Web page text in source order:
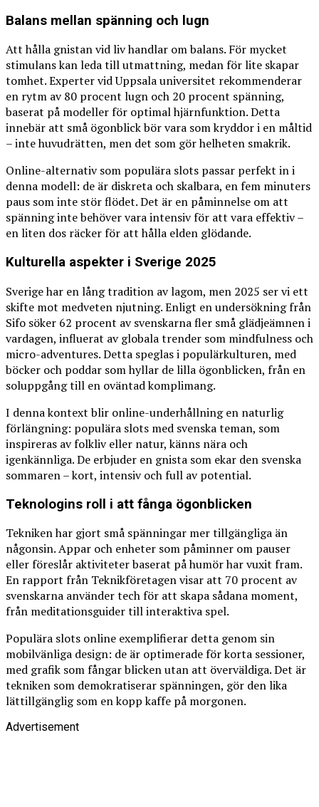
Balans mellan spänning och lugn
Att hålla gnistan vid liv handlar om balans. För mycket
stimulans kan leda till utmattning, medan för lite skapar
tomhet. Experter vid Uppsala universitet rekommenderar
en rytm av 80 procent lugn och 20 procent spänning,
baserat på modeller för optimal hjärnfunktion. Detta
innebär att små ögonblick bör vara som kryddor i en måltid
– inte huvudrätten, men det som gör helheten smakrik.
Online-alternativ som populära slots passar perfekt in i
denna modell: de är diskreta och skalbara, en fem minuters
paus som inte stör flödet. Det är en påminnelse om att
spänning inte behöver vara intensiv för att vara effektiv –
en liten dos räcker för att hålla elden glödande.
Kulturella aspekter i Sverige 2025
Sverige har en lång tradition av lagom, men 2025 ser vi ett
skifte mot medveten njutning. Enligt en undersökning från
Sifo söker 62 procent av svenskarna fler små glädjeämnen i
vardagen, influerat av globala trender som mindfulness och
micro-adventures. Detta speglas i populärkulturen, med
böcker och poddar som hyllar de lilla ögonblicken, från en
soluppgång till en oväntad komplimang.
I denna kontext blir online-underhållning en naturlig
förlängning: populära slots med svenska teman, som
inspireras av folkliv eller natur, känns nära och
igenkännliga. De erbjuder en gnista som ekar den svenska
sommaren – kort, intensiv och full av potential.
Teknologins roll i att fånga ögonblicken
Tekniken har gjort små spänningar mer tillgängliga än
någonsin. Appar och enheter som påminner om pauser
eller föreslår aktiviteter baserat på humör har vuxit fram.
En rapport från Teknikföretagen visar att 70 procent av
svenskarna använder tech för att skapa sådana moment,
från meditationsguider till interaktiva spel.
Populära slots online exemplifierar detta genom sin
mobilvänliga design: de är optimerade för korta sessioner,
med grafik som fångar blicken utan att överväldiga. Det är
tekniken som demokratiserar spänningen, gör den lika
lättillgänglig som en kopp kaffe på morgonen.
Advertisement